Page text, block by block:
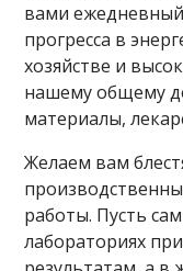
вами
прогресса в
хозяйстве и
нашему общему
материалы,
Желаем вам
работы. Пусть
лабораториях